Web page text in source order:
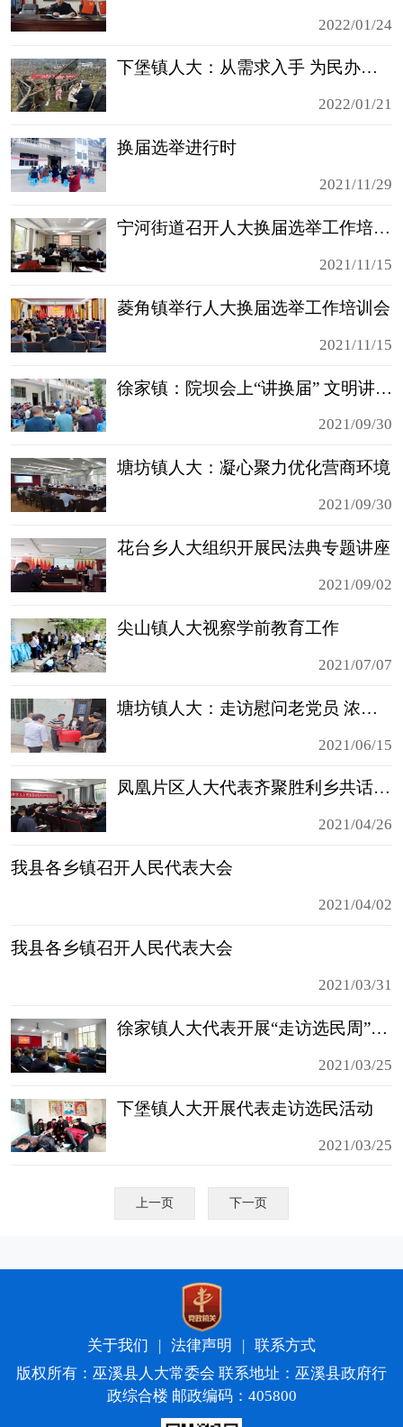
2022/01/24
下堡镇人大：从需求入手 为民办实事
2022/01/21
换届选举进行时
2021/11/29
宁河街道召开人大换届选举工作培训会
2021/11/15
菱角镇举行人大换届选举工作培训会
2021/11/15
徐家镇：院坝会上“讲换届” 文明讲堂“话选举”
2021/09/30
塘坊镇人大：凝心聚力优化营商环境
2021/09/30
花台乡人大组织开展民法典专题讲座
2021/09/02
尖山镇人大视察学前教育工作
2021/07/07
塘坊镇人大：走访慰问老党员 浓浓关怀暖人心
2021/06/15
凤凰片区人大代表齐聚胜利乡共话产业发展
2021/04/26
我县各乡镇召开人民代表大会
2021/04/02
我县各乡镇召开人民代表大会
2021/03/31
徐家镇人大代表开展“走访选民周”活动
2021/03/25
下堡镇人大开展代表走访选民活动
2021/03/25
上一页 下一页
关于我们 | 法律声明 | 联系方式
版权所有：巫溪县人大常委会 联系地址：巫溪县政府行
政综合楼 邮政编码：405800